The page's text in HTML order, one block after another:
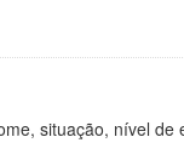
situação, nível